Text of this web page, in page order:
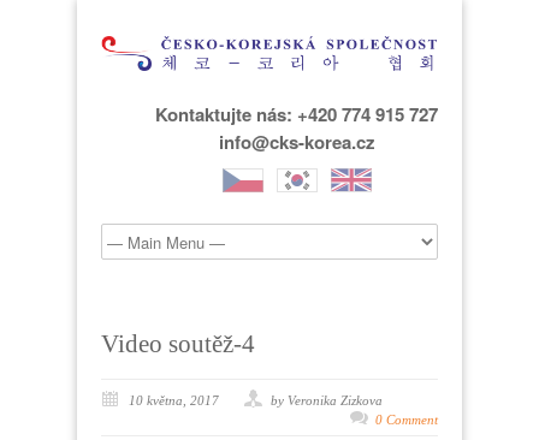
Kontaktujte nás: +420 774 915 727
info@cks-korea.cz
Video soutěž-4
10 května, 2017
by Veronika Zizkova
0 Comment